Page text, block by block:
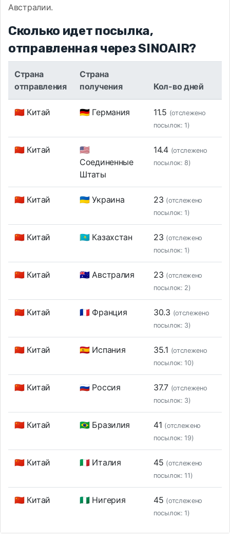
Австралии.
Сколько идет посылка,
отправленная через SINOAIR?
Страна
отправления
Страна
получения
Кол-во дней
🇨🇳 Китай 🇩🇪 Германия 11.5 (отслежено
посылок: 1)
🇨🇳 Китай
🇺🇸
Соединенные
Штаты
14.4 (отслежено
посылок: 8)
🇨🇳 Китай 🇺🇦 Украина 23 (отслежено
посылок: 1)
🇨🇳 Китай 🇰🇿 Казахстан 23 (отслежено
посылок: 1)
🇨🇳 Китай 🇦🇺 Австралия 23 (отслежено
посылок: 2)
🇨🇳 Китай 🇫🇷 Франция 30.3 (отслежено
посылок: 3)
🇨🇳 Китай 🇪🇸 Испания 35.1 (отслежено
посылок: 10)
🇨🇳 Китай 🇷🇺 Россия 37.7 (отслежено
посылок: 3)
🇨🇳 Китай 🇧🇷 Бразилия 41 (отслежено
посылок: 19)
🇨🇳 Китай 🇮🇹 Италия 45 (отслежено
посылок: 11)
🇨🇳 Китай 🇳🇬 Нигерия 45 (отслежено
посылок: 1)